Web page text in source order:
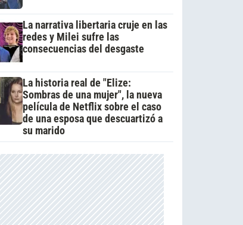
La narrativa libertaria cruje en las
redes y Milei sufre las
consecuencias del desgaste
La historia real de "Elize:
Sombras de una mujer", la nueva
película de Netflix sobre el caso
de una esposa que descuartizó a
su marido